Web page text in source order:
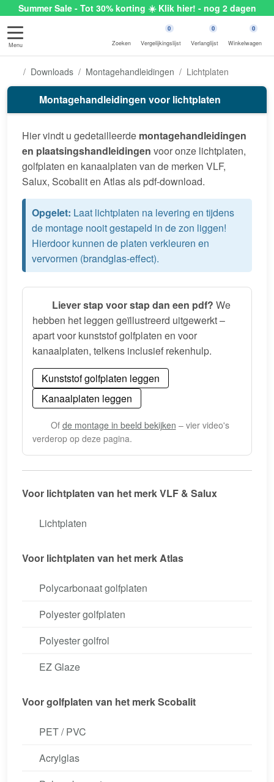
Summer Sale - Tot 30% korting ☀️ Klik hier! - nog 2 dagen
Menu Zoeken
0
Vergelijkingslijst
0
Verlanglijst
0
Winkelwagen
Downloads Montagehandleidingen Lichtplaten
Montagehandleidingen voor lichtplaten
Hier vindt u gedetailleerde montagehandleidingen
en plaatsingshandleidingen voor onze lichtplaten,
golfplaten en kanaalplaten van de merken VLF,
Salux, Scobalit en Atlas als pdf-download.
Opgelet: Laat lichtplaten na levering en tijdens
de montage nooit gestapeld in de zon liggen!
Hierdoor kunnen de platen verkleuren en
vervormen (brandglas-effect).
Liever stap voor stap dan een pdf? We
hebben het leggen geïllustreerd uitgewerkt –
apart voor kunststof golfplaten en voor
kanaalplaten, telkens inclusief rekenhulp.
Kunststof golfplaten leggen
Kanaalplaten leggen
Of de montage in beeld bekijken – vier video's
verderop op deze pagina.
Voor lichtplaten van het merk VLF & Salux
Lichtplaten
Voor lichtplaten van het merk Atlas
Polycarbonaat golfplaten
Polyester golfplaten
Polyester golfrol
EZ Glaze
Voor golfplaten van het merk Scobalit
PET / PVC
Acrylglas